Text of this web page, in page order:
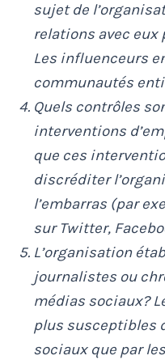
sujet de
relations avec
Les influenceurs
communautés
Quels contrôles
interventions
que ces
discréditer
l’embarras (par
sur Twitter,
L’organisation
journalistes ou
médias sociaux?
plus susceptibles
sociaux que par